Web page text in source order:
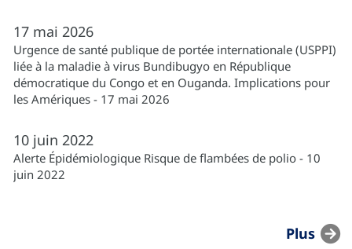
17 mai 2026
Urgence de santé publique de portée internationale (USPPI)
liée à la maladie à virus Bundibugyo en République
démocratique du Congo et en Ouganda. Implications pour
les Amériques - 17 mai 2026
10 juin 2022
Alerte Épidémiologique Risque de flambées de polio - 10
juin 2022
Plus